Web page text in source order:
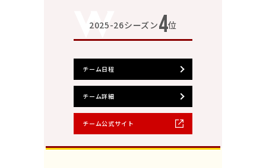
2025-26シーズン4位
チーム日程
チーム詳細
チーム公式サイト